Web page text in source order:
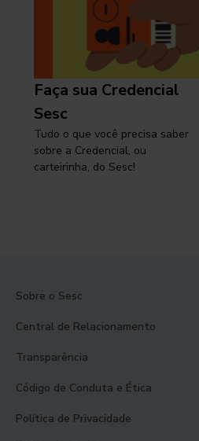
Faça sua Credencial
Sesc
Tudo o que você precisa saber
sobre a Credencial, ou
carteirinha, do Sesc!
Sobre o Sesc
Central de Relacionamento
Transparência
Código de Conduta e Ética
Política de Privacidade